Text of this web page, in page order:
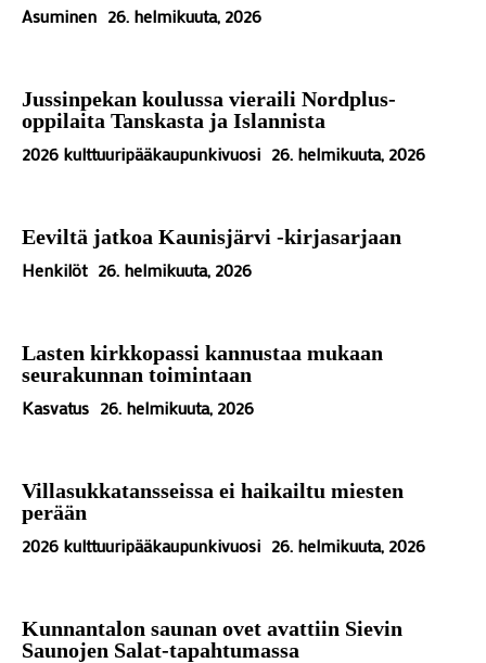
Asuminen 26. helmikuuta, 2026
Jussinpekan koulussa vieraili Nordplus-
oppilaita Tanskasta ja Islannista
2026 kulttuuripääkaupunkivuosi 26. helmikuuta, 2026
Eeviltä jatkoa Kaunisjärvi -kirjasarjaan
Henkilöt 26. helmikuuta, 2026
Lasten kirkkopassi kannustaa mukaan
seurakunnan toimintaan
Kasvatus 26. helmikuuta, 2026
Villasukkatansseissa ei haikailtu miesten
perään
2026 kulttuuripääkaupunkivuosi 26. helmikuuta, 2026
Kunnantalon saunan ovet avattiin Sievin
Saunojen Salat-tapahtumassa